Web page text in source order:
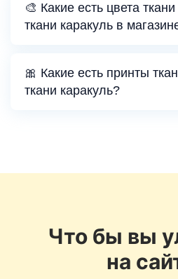
🎨 Какие есть цвета
ткани каракуль в
🎀 Какие есть принты
ткани каракуль?
Что бы вы
на